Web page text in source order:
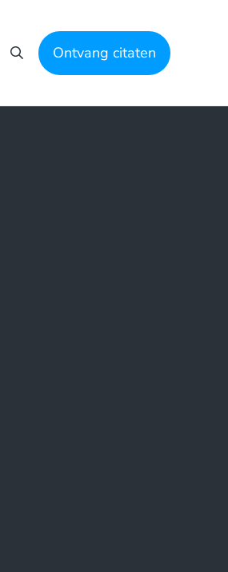
Zoeken opOntvang citaten